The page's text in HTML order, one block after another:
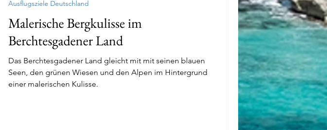
Malerische Bergkulisse im
Berchtesgadener Land
Das Berchtesgadener Land gleicht mit mit seinen blauen
Seen, den grünen Wiesen und den Alpen im Hintergrund
einer malerischen Kulisse.
Ausflugsziele Deutschland